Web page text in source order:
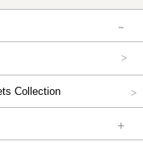
Collection